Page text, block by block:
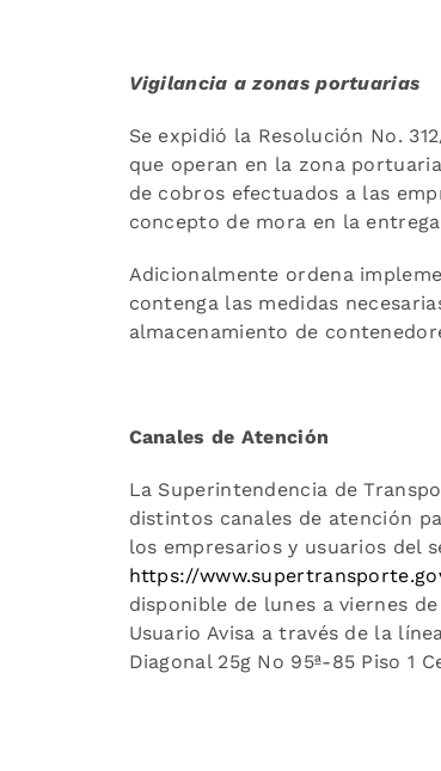
Vigilancia a zonas portuarias
Se expidió la Resolución No.
que operan en la zona
de cobros efectuados a las
concepto de mora en la
Adicionalmente ordena
contenga las medidas
almacenamiento de
Canales de Atención
La Superintendencia de
distintos canales de atención
los empresarios y usuarios del
https://
disponible de lunes a viernes
Usuario Avisa a través de la
Diagonal 25g No 95ª-85 Piso 1